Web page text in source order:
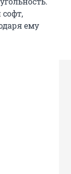
ему